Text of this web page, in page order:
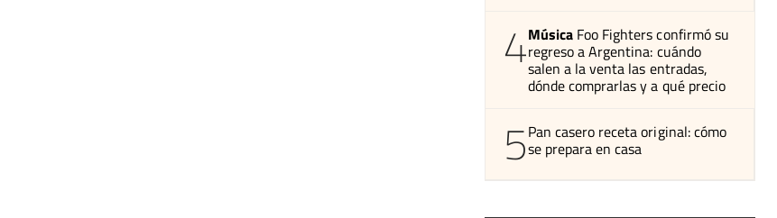
4Música Foo Fighters confirmó su
regreso a Argentina: cuándo
salen a la venta las entradas,
dónde comprarlas y a qué precio
5Pan casero receta original: cómo
se prepara en casa